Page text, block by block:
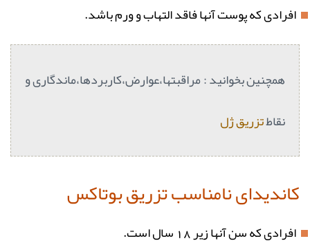
افرادی که پوست آنها فاقد التهاب و ورم باشد.
همچنین بخوانید : مراقبتها،عوارض،کاربردها،ماندگاری و
نقاطتزریق ژل
کاندیدای نامناسب تزریق بوتاکس
افرادی که سن آنها زیر 18 سال است.